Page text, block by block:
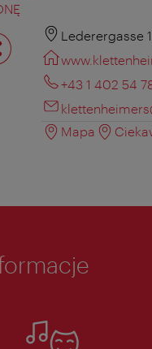
Lederergasse
+43 1 402 54
Mapa